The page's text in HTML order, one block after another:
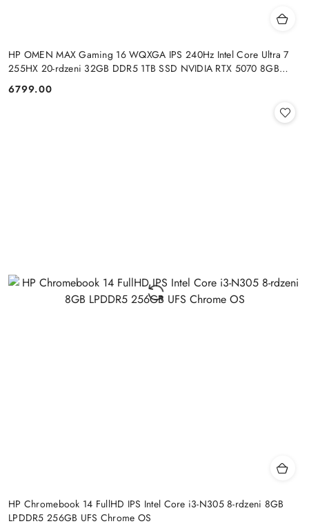
HP OMEN MAX Gaming 16 WQXGA IPS 240Hz Intel Core Ultra 7
255HX 20-rdzeni 32GB DDR5 1TB SSD NVIDIA RTX 5070 8GB
Cena:
6799.00
HP Chromebook 14 FullHD IPS Intel Core i3-N305 8-rdzeni 8GB
LPDDR5 256GB UFS Chrome OS